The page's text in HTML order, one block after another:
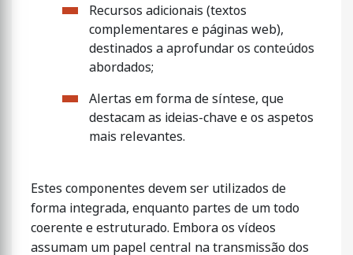
Recursos adicionais (textos
complementares e páginas web),
destinados a aprofundar os conteúdos
abordados;
Alertas em forma de síntese, que
destacam as ideias-chave e os aspetos
mais relevantes.
Estes componentes devem ser utilizados de
forma integrada, enquanto partes de um todo
coerente e estruturado. Embora os vídeos
assumam um papel central na transmissão dos